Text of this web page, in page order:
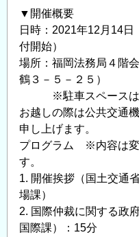
▼開催概要
日時：2021年12月14
付開始）
場所：福岡法務局４階
鶴３－５－２５）
※駐車スペースは常
お越しの際は公共交通
申し上げます。
プログラム ※内容は変
す。
1. 開催挨拶（国土交通
場課）
2. 国際仲裁に関する政
国際課）：15分